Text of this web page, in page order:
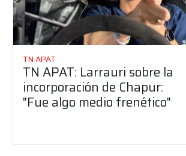
TN APAT
TN APAT: Larrauri sobre la
incorporación de Chapur:
"Fue algo medio frenético"